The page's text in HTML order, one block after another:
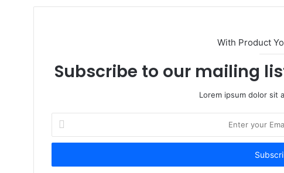
With Product
Subscribe to our mailing
Lorem ipsum dolor sit
your
Email